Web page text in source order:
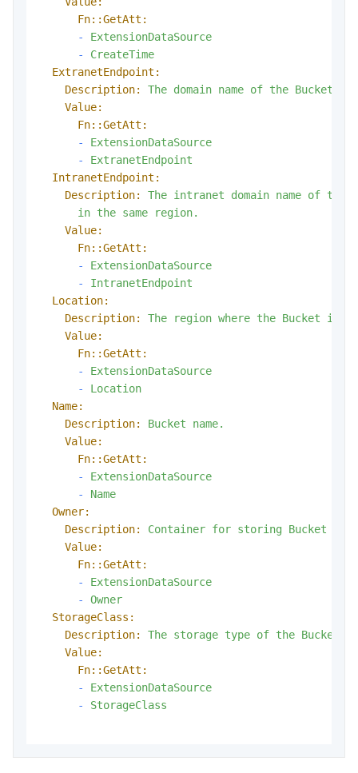
Fn::GetAtt:
-
ExtensionDataSource
-
CreateTime
ExtranetEndpoint:
Description:
The domain name of the Bucket.
Value:
Fn::GetAtt:
-
ExtensionDataSource
-
ExtranetEndpoint
IntranetEndpoint:
Description:
The intranet domain name of the
in the same
region.
Value:
Fn::GetAtt:
-
ExtensionDataSource
-
IntranetEndpoint
Location:
Description:
The region where the Bucket is
Value:
Fn::GetAtt:
-
ExtensionDataSource
-
Location
Name:
Description:
Bucket
name.
Value:
Fn::GetAtt:
-
ExtensionDataSource
-
Name
Owner:
Description:
Container for storing Bucket
Value:
Fn::GetAtt:
-
ExtensionDataSource
-
Owner
StorageClass:
Description:
The storage type of the Bucket.
Value:
Fn::GetAtt:
-
ExtensionDataSource
-
StorageClass